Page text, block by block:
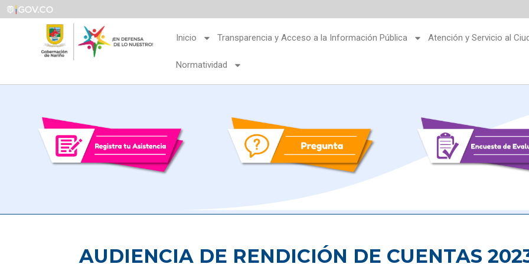
Inicio Transparencia y Acceso a la Información Pública Atención y Servicio al
Normatividad
AUDIENCIA DE RENDICIÓN DE CUENTAS